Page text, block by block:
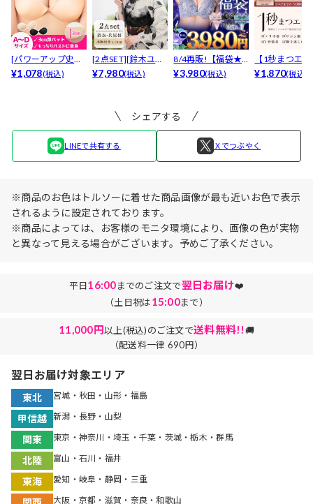
[パワーアップ史上
最強5倍盛りアップ
¥1,078(税込)
[2点SET][鈴木ユリ
ア(baby)...
¥7,980(税込)
8/4再販!【福袋★
ブラセット3点
¥3,980(税込)
【1秒まつエ
リュームタイ
¥1,870(税込)
シェアする
LINEで共有する Ｘでつぶやく
※商品のお色はトルソーに着せた商品画像が最も近いお色で表示
されるように設定されております。
※商品によっては、お客様のモニタ環境により、画像の色が実物
と異なって見える場合がございます。予めご了承ください。
平日16:00までのご注文で翌日お届け❤️
（土日祝は15:00まで）
11,000円以上(税込)のご注文で送料無料!!🚚
（配送料一律 690円）
翌日お届け対象エリア
東北 宮城・秋田・山形・福島
甲信越 新潟・長野・山梨
関東 東京・神奈川・埼玉・千葉・茨城・栃木・群馬
北陸 富山・石川・福井
東海 愛知・岐阜・静岡・三重
大阪・京都・滋賀・奈良・和歌山